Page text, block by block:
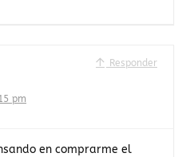
Responder
pm
en comprarme el